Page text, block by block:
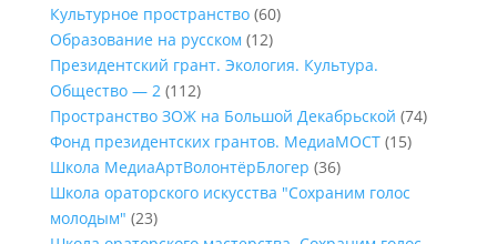
Культурное пространство(60)
Образование на русском (12)
Президентский грант. Экология. Культура.
Общество — 2(112)
Пространство ЗОЖ на Большой Декабрьской (74)
Фонд президентских грантов. МедиаМОСТ(15)
Школа МедиаАртВолонтёрБлогер (36)
Школа ораторского искусства "Сохраним голос
молодым" (23)